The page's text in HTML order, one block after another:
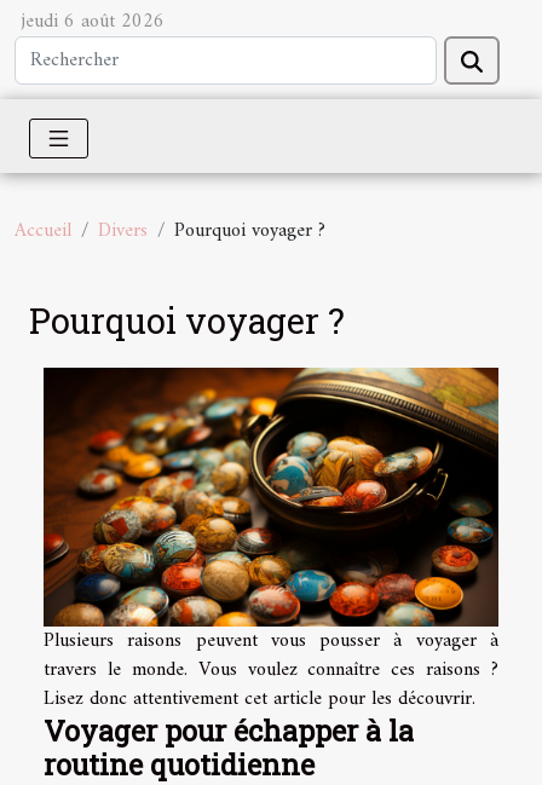
jeudi 6 août 2026
Accueil Divers Pourquoi voyager ?
Pourquoi voyager ?
Plusieurs raisons peuvent vous pousser à voyager à
travers le monde. Vous voulez connaître ces raisons ?
Lisez donc attentivement cet article pour les découvrir.
Voyager pour échapper à la
routine quotidienne